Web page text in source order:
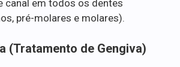
canal em todos os dentes
pré-molares e molares).
(Tratamento de Gengiva)